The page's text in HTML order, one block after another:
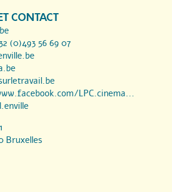
CONTACT
(0)493 56 69 07
LPC.cinema...
Bruxelles